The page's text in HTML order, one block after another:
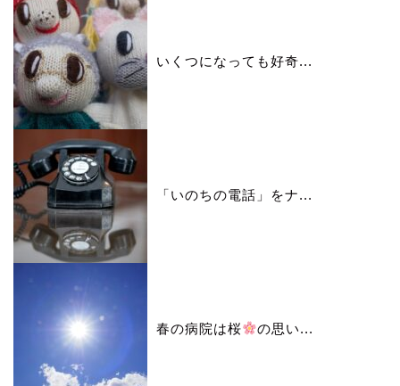
いくつになっても好奇...
「いのちの電話」をナ...
春の病院は桜 の思い...